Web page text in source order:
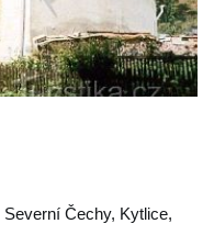
Severní Čechy, Kytlice,